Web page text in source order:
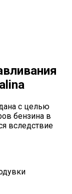
с целью
бензина в
вследствие